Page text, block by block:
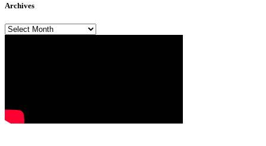
Archives
Archives